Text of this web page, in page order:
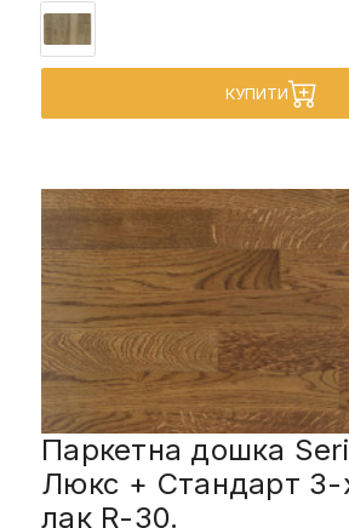
КУПИТИ
Паркетна дошка
Люкс + Стандарт 3-
лак R-30.